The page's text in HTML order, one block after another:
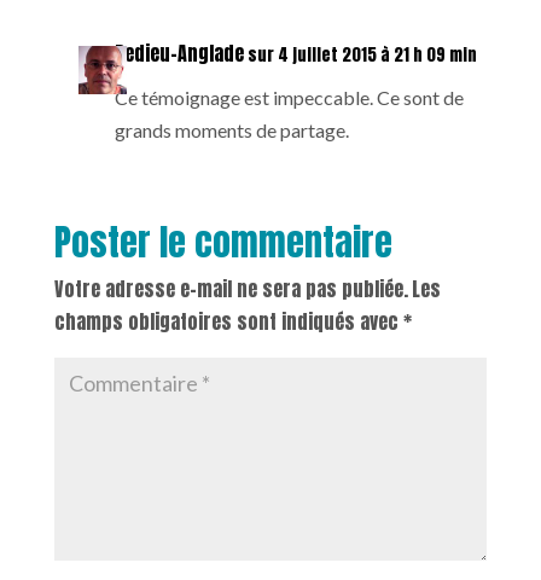
Dedieu-Anglade sur 4 juillet 2015 à 21 h 09 min
Ce témoignage est impeccable. Ce sont de
grands moments de partage.
Poster le commentaire
Votre adresse e-mail ne sera pas publiée.Les
champs obligatoires sont indiqués avec *